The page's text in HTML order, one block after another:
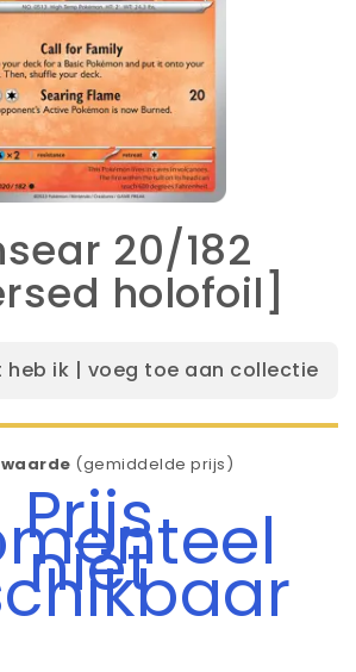
20/182
holofoil]
heb ik | voeg toe aan collectie
(gemiddelde prijs)
Prijs
niet